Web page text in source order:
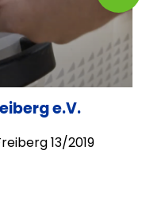
e.V.
13/2019